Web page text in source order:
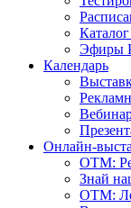
Эфиры
Календарь
Онлайн-
OTM:
Знай
OTM: